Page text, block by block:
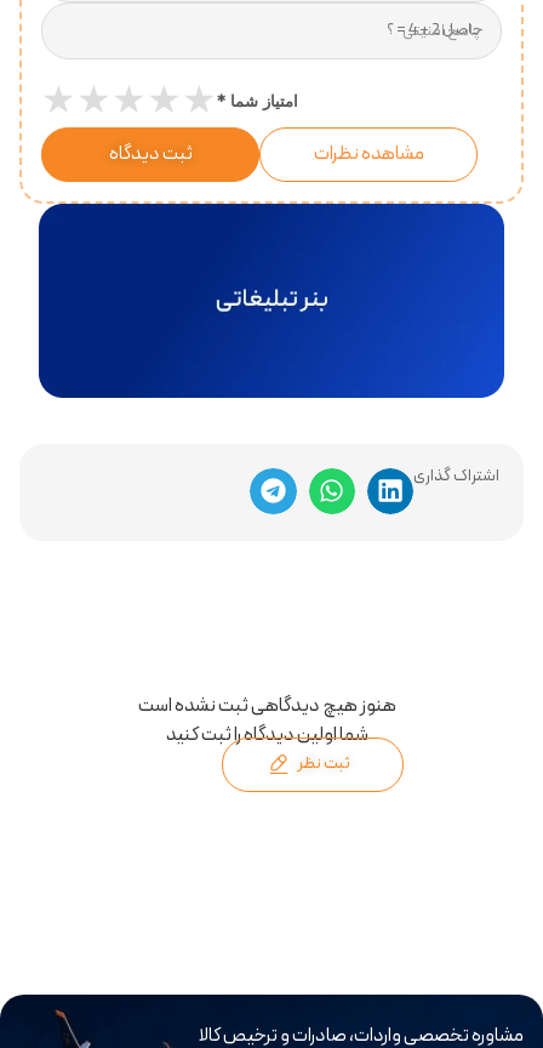
پاسخ امنیتی
امتیاز شما *
★★★★★
ثبت دیدگاه مشاهده نظرات
اشتراک گذاری
هنوز هیچ دیدگاهی ثبت نشده است
شما اولین دیدگاه را ثبت کنید
ثبت نظر
مشاوره تخصصی واردات، صادرات و ترخیص کالا